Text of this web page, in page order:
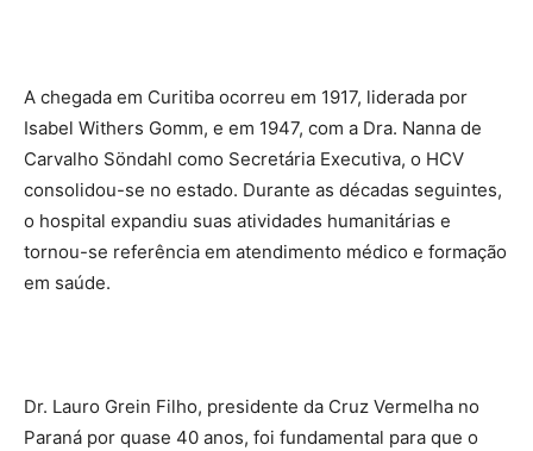
A chegada em Curitiba ocorreu em 1917, liderada por
Isabel Withers Gomm, e em 1947, com a Dra. Nanna de
Carvalho Söndahl como Secretária Executiva, o HCV
consolidou-se no estado. Durante as décadas seguintes,
o hospital expandiu suas atividades humanitárias e
tornou-se referência em atendimento médico e formação
em saúde.
Dr. Lauro Grein Filho, presidente da Cruz Vermelha no
Paraná por quase 40 anos, foi fundamental para que o